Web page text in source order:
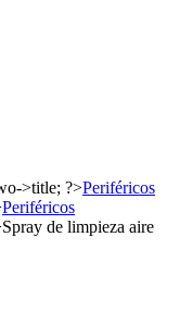
Periféricos
Periféricos
Spray de limpieza aire